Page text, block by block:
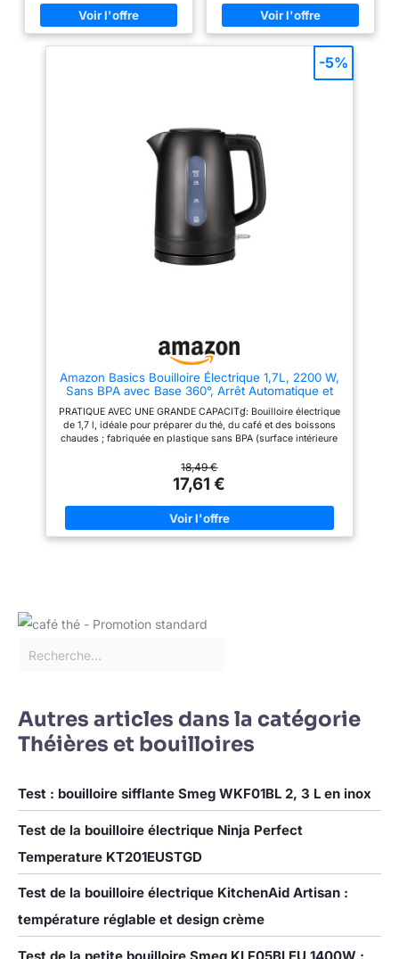
maximale NETTOYAGE SIMPLE
– Couvercle à ressort avec large
ouverture pour un accès facile;
Le bouton-poussoir évite tout
intégré à l’interrupteur
d’alimentation s’allume lorsque
la bouilloire est en marche
qualité alimentaire ;
Construction en inox SUS304
pour une eau propre et sans
goût métallique ; Conçu pour un
usage quotidien durable EAU
CLAIRE - Filtre anti-calcaire
micro-perforé ; Tamis amovible
UTILISATION FACILE -
Couvercle à ressort avec large
ouverture ; Ouverture d’un
simple bouton pour éviter tout
contact avec la vapeur ;
Nettoyage facilité PRATIQUE ET
SANS FIL - Base pivotante 360°
et range-cordon intégré ;
Bouilloire facile à poser et à
soulever ; Longueur du câble
Amazon Basics Bouilloire Électrique 1,7L, 2200 W,
Sans BPA avec Base 360°, Arrêt Automatique et
PRATIQUE AVEC UNE GRANDE CAPACITɠ: Bouilloire électrique
de 1,7 l, idéale pour préparer du thé, du café et des boissons
chaudes ; fabriquée en plastique sans BPA (surface intérieure
RAPIDE: 2200W/240V pour une préparation rapide, parfaite
pour un usage quotidien efficace DESIGN FONCTIONNEL:
Bouilloire détachable du socle pour un service facile; base
pivotante à 360° avec range-cordon intégré CONÇU POUR
DURER: Équipée du système thermostatique Strix réputé, gage
de fiabilité et de durabilité UTILISATION SÛRE: Arrêt
18,49 €
17,61 €
-5%
Autres articles dans la catégorie
Théières et bouilloires
Test : bouilloire sifflante Smeg WKF01BL 2, 3 L en inox
Test de la bouilloire électrique Ninja Perfect
Temperature KT201EUSTGD
Test de la bouilloire électrique KitchenAid Artisan :
température réglable et design crème
Test de la petite bouilloire Smeg KLF05BLEU 1400W :